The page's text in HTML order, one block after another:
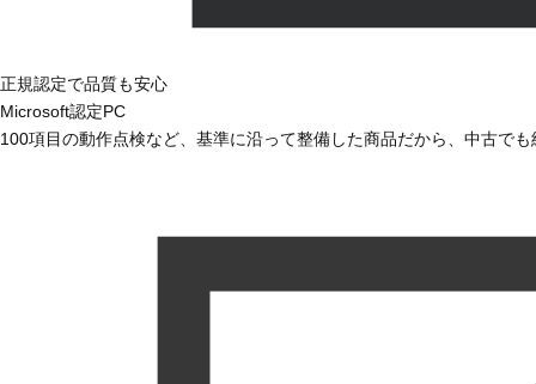
正規認定で品質も安心
Microsoft認定PC
100項目の動作点検など、基準に沿って整備した商品だから、中古で